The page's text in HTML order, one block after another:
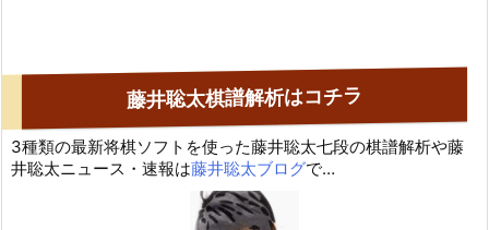
藤井聡太棋譜解析はコチラ
3種類の最新将棋ソフトを使った藤井聡太七段の棋譜解析や藤
井聡太ニュース・速報は藤井聡太ブログで…